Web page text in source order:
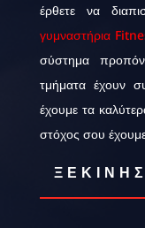
έρθετε να
γυμναστήρια
σύστημα
τμήματα έχουν
έχουμε τα
στόχος σου